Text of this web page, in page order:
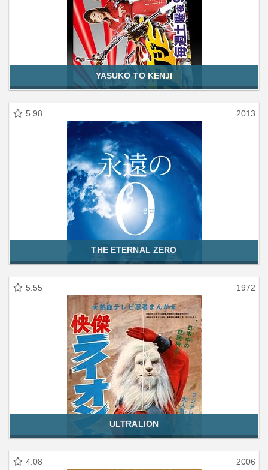
YASUKO TO KENJI
5.98 2013
THE ETERNAL ZERO
5.55 1972
ULTRALION
4.08 2006